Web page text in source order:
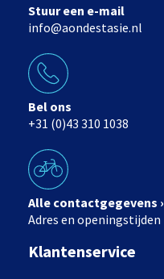
Stuur een e-mail
info@aondestasie.nl
Bel ons
+31 (0)43 310 1038
Alle contactgegevens ›
Adres en openingstijden
Klantenservice